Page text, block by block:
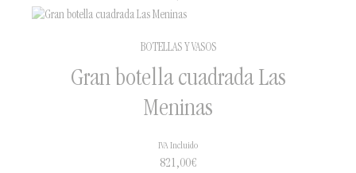
BOTELLAS Y VASOS
Gran botella cuadrada Las
Meninas
821,00€
IVA Incluido